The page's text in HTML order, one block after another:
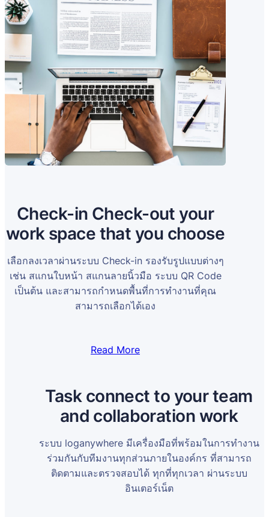
Check-in Check-out your
work space that you choose
เลือกลงเวลาผ่านระบบ Check-in รองรับรูปแบบต่างๆ
เช่น สแกนใบหน้า สแกนลายนิ้วมือ ระบบ QR Code
เป็นต้น และสามารถกำหนดพื้นที่การทำงานที่คุณ
สามารถเลือกได้เอง
Read More
Task connect to your team
and collaboration work
ระบบ loganywhere มีเครื่องมือที่พร้อมในการทำงาน
ร่วมกันกับทีมงานทุกส่วนภายในองค์กร ที่สามารถ
ติดตามและตรวจสอบได้ ทุกที่ทุกเวลา ผ่านระบบ
อินเตอร์เน็ต